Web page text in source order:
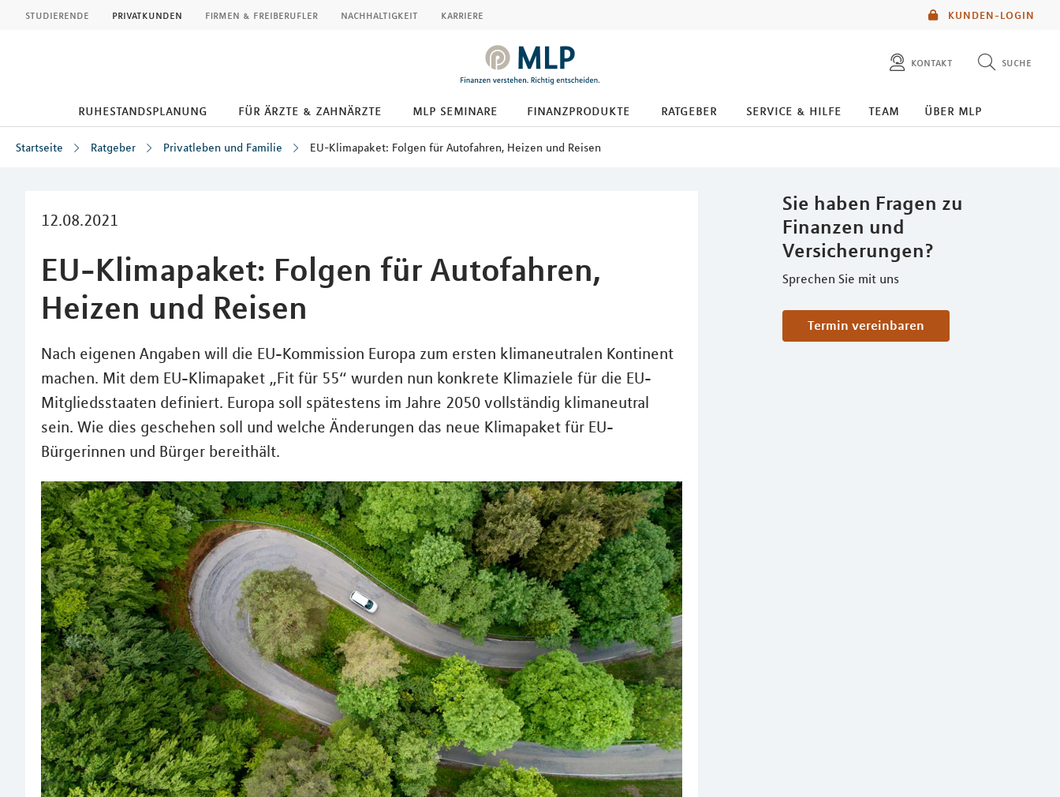
KUNDEN-LOGIN
studierende privatkunden firmen & freiberufler nachhaltigkeit karriere
kontakt suche
diese website durchsuchen
ruhestandsplanung für ärzte & zahnärzte mlp seminare finanzprodukte ratgeber service & hilfe team über mlp
Startseite Ratgeber Privatleben und Familie EU-Klimapaket: Folgen für Autofahren, Heizen und Reisen
12.08.2021
EU-Klimapaket: Folgen für Autofahren,
Heizen und Reisen
Nach eigenen Angaben will die EU-Kommission Europa zum ersten klimaneutralen Kontinent
machen. Mit dem EU-Klimapaket „Fit für 55“ wurden nun konkrete Klimaziele für die EU-
Mitgliedsstaaten definiert. Europa soll spätestens im Jahre 2050 vollständig klimaneutral
sein. Wie dies geschehen soll und welche Änderungen das neue Klimapaket für EU-
Bürgerinnen und Bürger bereithält.
Sie haben Fragen zu
Finanzen und
Versicherungen?
Sprechen Sie mit uns
Termin vereinbaren